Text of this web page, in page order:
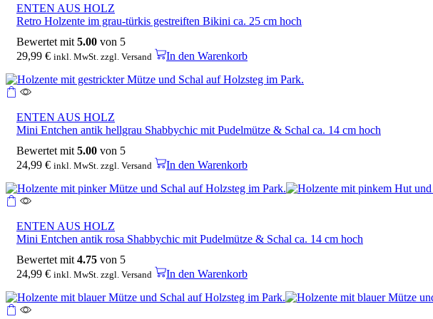
ENTEN AUS HOLZ
Retro Holzente im grau-türkis gestreiften Bikini ca. 25 cm hoch
Bewertet mit 5.00 von 5
29,99 € inkl. MwSt. zzgl. Versand In den Warenkorb
ENTEN AUS HOLZ
Mini Entchen antik hellgrau Shabbychic mit Pudelmütze & Schal ca. 14 cm hoch
Bewertet mit 5.00 von 5
24,99 € inkl. MwSt. zzgl. Versand In den Warenkorb
ENTEN AUS HOLZ
Mini Entchen antik rosa Shabbychic mit Pudelmütze & Schal ca. 14 cm hoch
Bewertet mit 4.75 von 5
24,99 € inkl. MwSt. zzgl. Versand In den Warenkorb